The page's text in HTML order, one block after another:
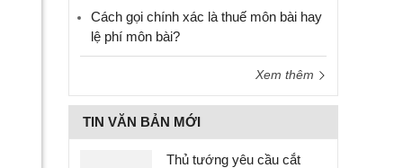
Cách gọi chính xác là thuế môn bài hay
lệ phí môn bài?
Xem thêm
TIN VĂN BẢN MỚI
Thủ tướng yêu cầu cắt